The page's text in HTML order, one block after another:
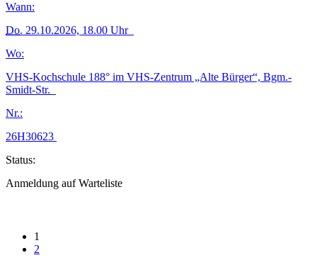
Wann:
Do. 29.10.2026, 18.00 Uhr
Wo:
VHS-Kochschule 188° im VHS-Zentrum „Alte Bürger“, Bgm.-
Smidt-Str.
Nr.:
26H30623
Status:
Anmeldung auf Warteliste
1
2